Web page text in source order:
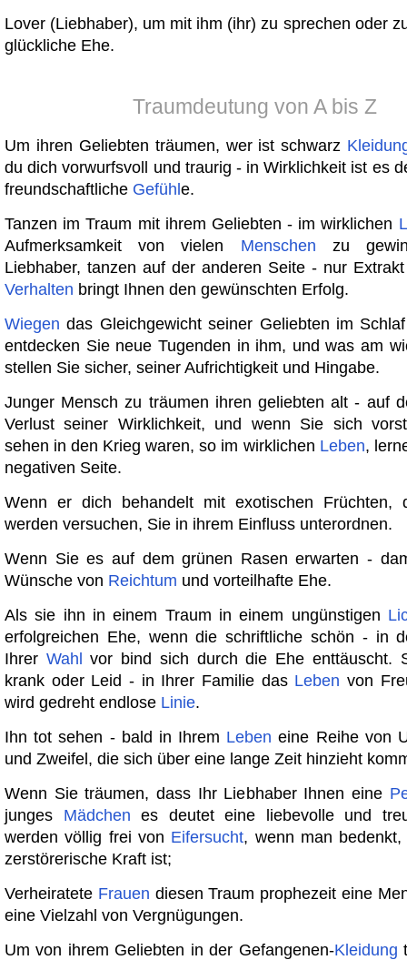
Lover (Liebhaber), um mit ihm (ihr) zu sprechen oder
glückliche Ehe.
Traumdeutung von A bis Z
Um ihren Geliebten träumen, wer ist schwarz
du dich vorwurfsvoll und traurig - in Wirklichkeit ist es
freundschaftliche Gefühl e.
Tanzen im Traum mit ihrem Geliebten - im wirklichen
Aufmerksamkeit von vielen Menschen zu
Liebhaber, tanzen auf der anderen Seite - nur
Verhalten bringt Ihnen den gewünschten Erfolg.
Wiegen das Gleichgewicht seiner Geliebten im
entdecken Sie neue Tugenden in ihm, und was am
stellen Sie sicher, seiner Aufrichtigkeit und Hingabe.
Junger Mensch zu träumen ihren geliebten alt - auf
Verlust seiner Wirklichkeit, und wenn Sie sich
sehen in den Krieg waren, so im wirklichen Leben,
negativen Seite.
Wenn er dich behandelt mit exotischen Früchten,
werden versuchen, Sie in ihrem Einfluss unterordnen.
Wenn Sie es auf dem grünen Rasen erwarten -
Wünsche von Reichtum und vorteilhafte Ehe.
Als sie ihn in einem Traum in einem ungünstigen
erfolgreichen Ehe, wenn die schriftliche schön - in
Ihrer Wahl
vor bind sich durch die Ehe enttäuscht.
krank oder Leid - in Ihrer Familie das Leben von
wird gedreht endlose Linie.
Ihn tot sehen - bald in Ihrem Leben eine Reihe von
und Zweifel, die sich über eine lange Zeit hinzieht
Wenn Sie träumen, dass Ihr Liebhaber Ihnen eine
junges Mädchen es deutet eine liebevolle und
werden völlig frei von Eifersucht, wenn man
zerstörerische Kraft ist;
Verheiratete Frauen diesen Traum prophezeit eine
eine Vielzahl von Vergnügungen.
Um von ihrem Geliebten in der Gefangenen-Kleidung